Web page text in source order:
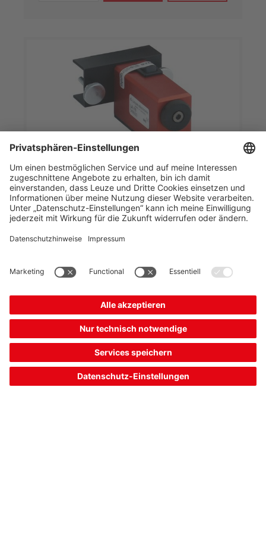
LA-78
Ausrichthilfe
Lichtquelle:
Laser
Lichtschranken SLS 78/R
Listenpreis: 400,00 €*
Ihr Preis:Bitte anmelden
Sofort verfügbar
Vergleichen